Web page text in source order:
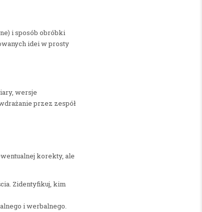
i sposób obróbki
idei w prosty
wersje
przez zespół
korekty, ale
Zidentyfikuj, kim
i werbalnego.